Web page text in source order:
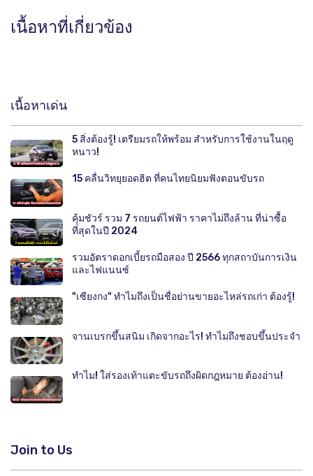
เนื้อหาที่เกี่ยวข้อง
เนื้อหาเด่น
5 สิ่งต้องรู้! เตรียมรถให้พร้อม สำหรับการใช้งานในฤดู
หนาว!
15 คลื่นวิทยุยอดฮิต ที่คนไทยนิยมฟังตอนขับรถ
คุ้มชัวร์ รวม 7 รถยนต์ไฟฟ้า ราคาไม่ถึงล้าน ที่น่าซื้อ
ที่สุดในปี 2024
รวมอัตราดอกเบี้ยรถมือสอง ปี 2566 ทุกสถาบันการเงิน
และไฟแนนซ์
"เซียงกง" ทำไมถึงเป็นชื่อย่านขายอะไหล่รถเก่า ต้องรู้!
จานเบรกขึ้นสนิม เกิดจากอะไร! ทำไมถึงชอบขึ้นประจำ
ทำไม! ใส่รองเท้าแตะขับรถถึงผิดกฎหมาย ต้องอ่าน!
Join to Us